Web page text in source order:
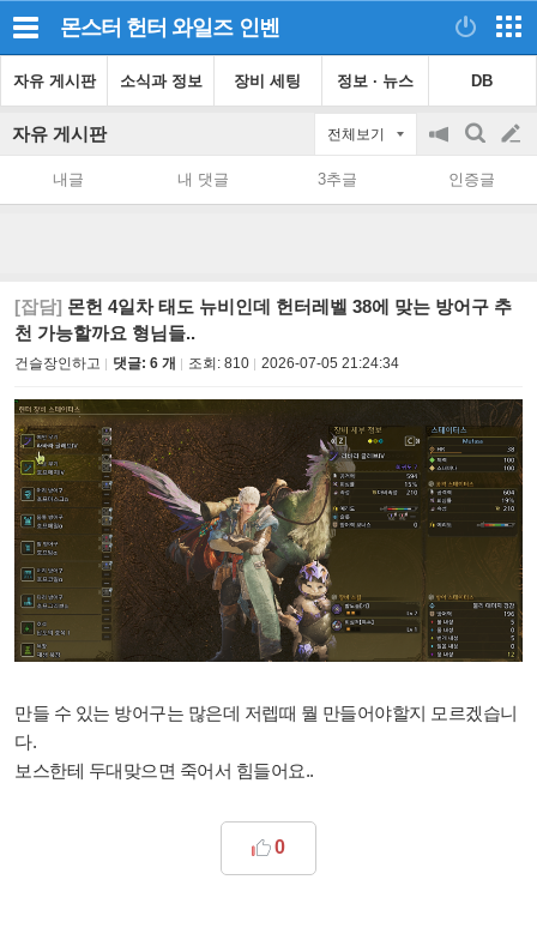
몬스터 헌터 와일즈 인벤
자유 게시판 소식과 정보 장비 세팅 정보 · 뉴스 DB
자유 게시판 전체보기
공
on/off
검
색
글
쓰
내글 내 댓글 3추글 인증글
[잡담] 몬헌 4일차 태도 뉴비인데 헌터레벨 38에 맞는 방어구 추
천 가능할까요 형님들..
건슬장인하고 댓글: 6 개 조회: 810 2026-07-05 21:24:34
만들 수 있는 방어구는 많은데 저렙때 뭘 만들어야할지 모르겠습니
다.
보스한테 두대맞으면 죽어서 힘들어요..
0